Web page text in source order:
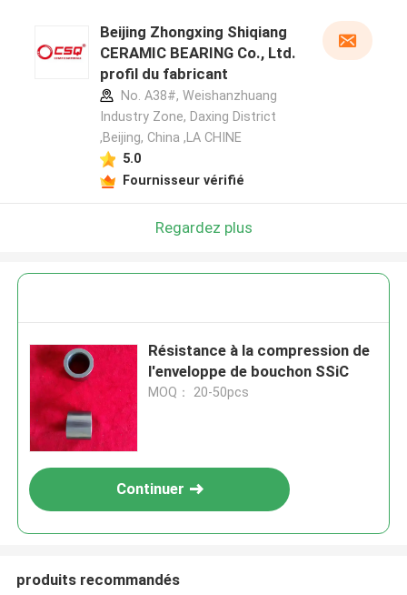
Beijing Zhongxing Shiqiang
CERAMIC BEARING Co., Ltd.
profil du fabricant
No. A38#, Weishanzhuang
Industry Zone, Daxing District
,Beijing, China ,LA CHINE
5.0
Fournisseur vérifié
Regardez plus
Résistance à la compression de
l'enveloppe de bouchon SSiC
MOQ： 20-50pcs
Continuer
produits recommandés